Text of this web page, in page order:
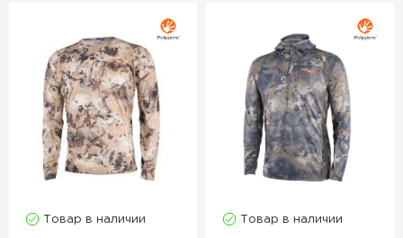
Товар в наличии Товар в наличии